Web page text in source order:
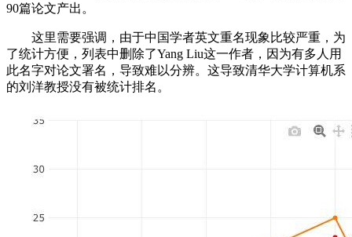
90篇论文产出。
这里需要强调，由于中国学者英文重名现象比较严重，为
了统计方便，列表中删除了Yang Liu这一作者，因为有多人用
此名字对论文署名，导致难以分辨。这导致清华大学计算机系
的刘洋教授没有被统计排名。